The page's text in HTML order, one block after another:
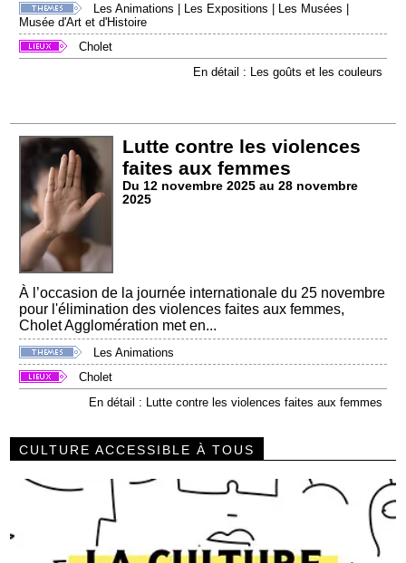
Les Animations Les Expositions Les Musées
Musée d'Art et d'Histoire
Cholet
En détail : Les goûts et les couleurs
Lutte contre les violences
faites aux femmes
Du 12 novembre 2025 au 28 novembre
2025
À l’occasion de la journée internationale du 25 novembre
pour l'élimination des violences faites aux femmes,
Cholet Agglomération met en...
Les Animations
Cholet
En détail : Lutte contre les violences faites aux femmes
CULTURE ACCESSIBLE À TOUS